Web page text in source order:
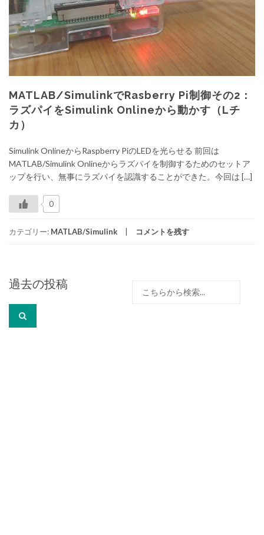
MATLAB/SimulinkでRasberry Pi制御その2：
ラズパイをSimulink Onlineから動かす（Lチ
カ）
Simulink OnlineからRaspberry PiのLEDを光らせる 前回は
MATLAB/Simulink Onlineからラズパイを制御するためのセットア
ップを行い、無事にラズパイを認識することができた。今回は […]
0
カテゴリー: MATLAB/Simulink コメントを残す
投
稿
ナ
ビ
過去の投稿